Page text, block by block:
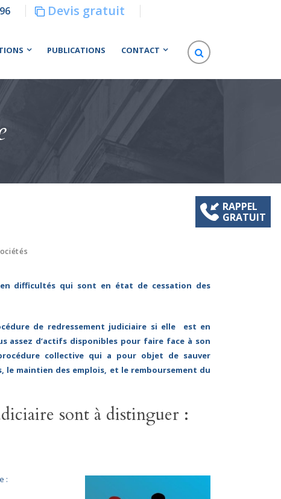
Devis gratuit
PUBLICATIONS CONTACT
RAPPEL
GRATUIT
difficultés qui sont en état de cessation des
de redressement judiciaire si elle est en
assez d’actifs disponibles pour faire face à son
collective qui a pour objet de sauver
maintien des emplois, et le remboursement du
sont à distinguer :
: